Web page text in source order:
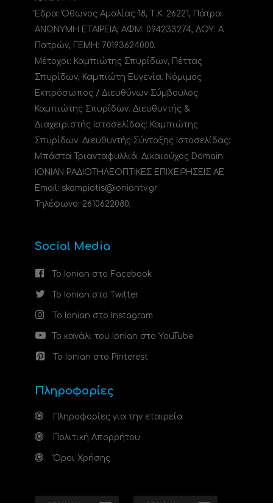
Έδρα: Όθωνος Αμαλίας 18, Τ.Κ. 26221, Πάτρα.
ΑΝΩΝΥΜΗ ΕΤΑΙΡΕΙΑ, ΑΦΜ: 094233274, ΔΟΥ: A
Πατρών, ΓΕΜΗ: 70193624000.
Μέτοχοι: Καμπιώτης Σπυρίδων, Πέττας
Σπυρίδων, Καμπιώτη Ευγενία. Νόμιμος
Εκπρόσωπος / Διευθύνων Σύμβουλος:
Καμπιώτης Σπυρίδων. Διευθυντής &
Διαχειριστής Ιστοσελίδας: Καμπιώτης
Σπυρίδων. Διευθυντής Σύνταξης Ιστοσελίδας:
Μπάστα Τριανταφυλλιά. Δικαιούχος Domain:
ΙΟΝΙΑΝ ΡΑΔΙΟΤΗΛΕΟΠΤΙΚΕΣ ΕΠΙΧΕΙΡΗΣΕΙΣ ΑΕ
Email: skampiotis@ioniantv.gr
Τηλέφωνο: 2610622080.
Social Media
Το Ionian στο Facebook
Το Ionian στο Twitter
Το Ionian στο Instagram
Το κανάλι του Ionian στο YouTube
Το Ionian στο Pinterest
Πληροφορίες
Πληροφορίες για την εταιρεία
Πολιτική Απορρήτου
Όροι Χρήσης